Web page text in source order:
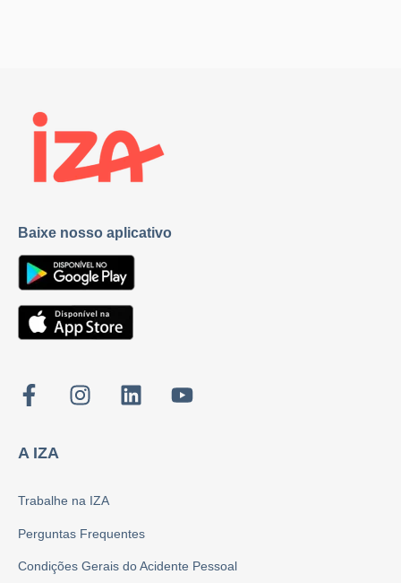
Baixe nosso aplicativo
A IZA
Trabalhe na IZA
Perguntas Frequentes
Condições Gerais do Acidente Pessoal